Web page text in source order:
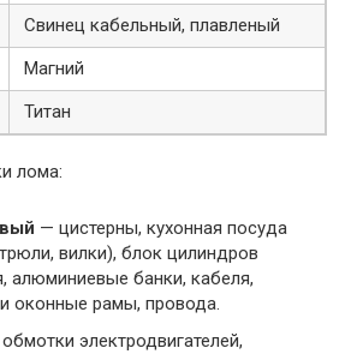
Свинец кабельный, плавленый
Магний
Титан
лома:
— цистерны, кухонная посуда
вилки), блок цилиндров
алюминиевые банки, кабеля,
оконные рамы, провода.
электродвигателей,